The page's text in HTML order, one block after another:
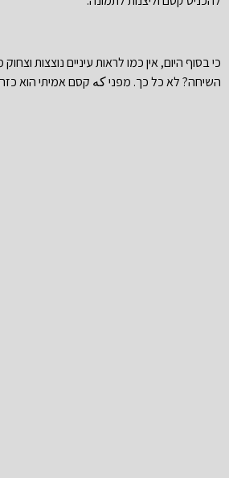
כי בסוף היום, אין כמו לראות עיניים נוצצות
השיחה? לא כל כך. מפני که קסם אמיתי הוא כזה